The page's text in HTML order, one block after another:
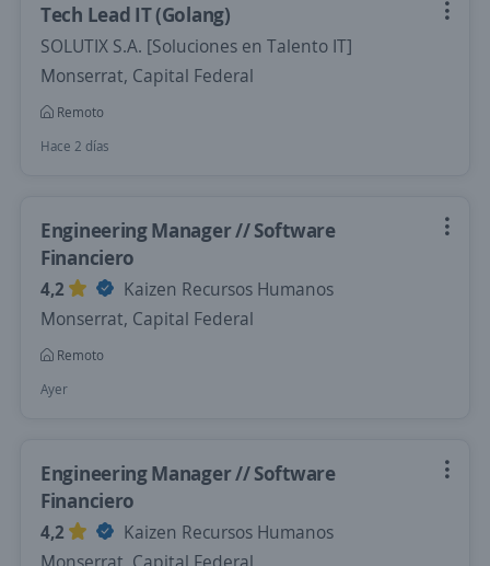
Tech Lead IT (Golang)
SOLUTIX S.A. [Soluciones en Talento IT]
Monserrat, Capital Federal
Remoto
Hace 2 días
Engineering Manager // Software
Financiero
4,2
Kaizen Recursos Humanos
Monserrat, Capital Federal
Remoto
Ayer
Engineering Manager // Software
Financiero
4,2
Kaizen Recursos Humanos